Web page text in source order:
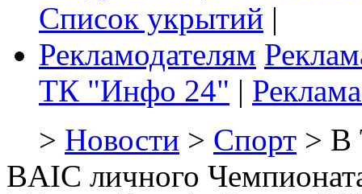
Список укрытий |
Рекламодателям
ТК "Инфо 24" |
> Новости > Спорт > В
BAIC личного